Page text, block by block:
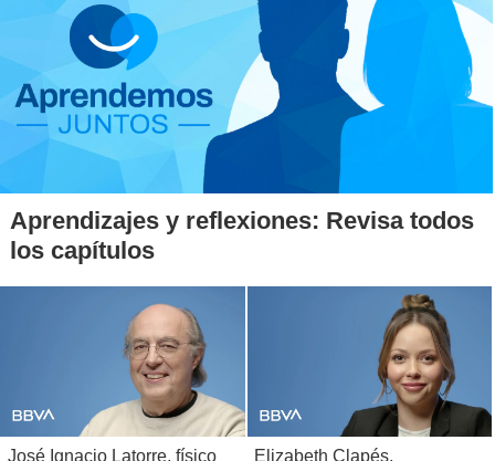
Aprendizajes y reflexiones: Revisa todos
los capítulos
José Ignacio Latorre, físico Elizabeth Clapés,